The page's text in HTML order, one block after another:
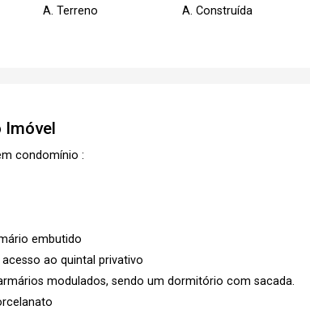
A. Terreno A. Construída
Imóvel
condomínio :
embutido
ao quintal privativo
modulados, sendo um dormitório com sacada.